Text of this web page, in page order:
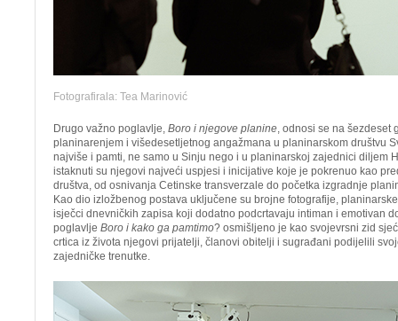
Fotografirala: Tea Marinović
Drugo važno poglavlje, Boro i njegove planine, odnosi se na šezdeset
planinarenjem i višedesetljetnog angažmana u planinarskom društvu
najviše i pamti, ne samo u Sinju nego i u planinarskoj zajednici diljem
istaknuti su njegovi najveći uspjesi i inicijative koje je pokrenuo kao
društva, od osnivanja Cetinske transverzale do početka izgradnje
Kao dio izložbenog postava uključene su brojne fotografije,
isječci dnevničkih zapisa koji dodatno podcrtavaju intiman i emotivan
poglavlje Boro i kako ga pamtimo? osmišljeno je kao svojevrsni zid
crtica iz života njegovi prijatelji, članovi obitelji i sugrađani podijelili
zajedničke trenutke.